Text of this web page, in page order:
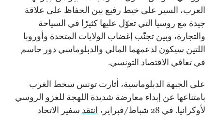
العرب، السير على خيط رفيع بين الحفاظ على علاقة
جيدة مع روسيا التي تعوّل عليها كثيرًا في السياحة
والتجارة، وبين تجنّب إغضاب الولايات المتحدة وأوروبا
اللتين سيكون لدعمهما المالي والدبلوماسي دور حاسم
في تعافي الاقتصاد التونسي.
على الجبهة الدبلوماسية، أثارت تونس سخط الغرب
بامتناعها عن إبداء معارضة شديدة اللهجة للغزو الروسي
لأوكرانيا. في 28 شباط/فبراير،
انتقد سفير الاتحاد